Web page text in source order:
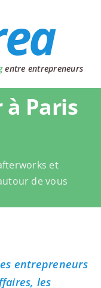
entre entrepreneurs
Paris
et
de vous
entrepreneurs
les